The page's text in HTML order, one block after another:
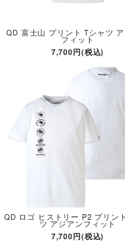
QD 富士山 プリント Tシャツ
フィット
7,700円(税込)
QD ロゴ ヒストリー P2 プリン
ツ アジアンフィット
7,700円(税込)